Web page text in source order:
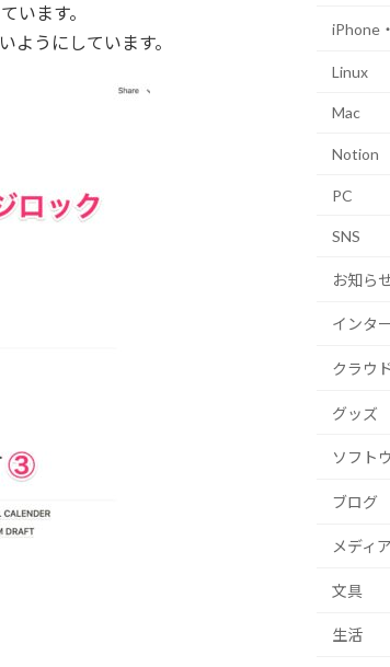
います。
ようにしています。
iPhone
Linux
Mac
Notion
PC
SNS
お知ら
インタ
クラウ
グッズ
ソフト
ブログ
メディア
文具
生活